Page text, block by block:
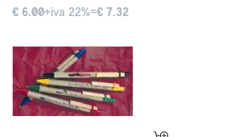
€ 6.00+iva 22%=€ 7.32